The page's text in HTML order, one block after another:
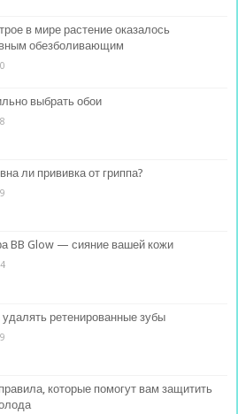
в мире растение оказалось
обезболивающим
выбрать обои
ли прививка от гриппа?
BB Glow — сияние вашей кожи
ретенированные зубы
которые помогут вам защитить